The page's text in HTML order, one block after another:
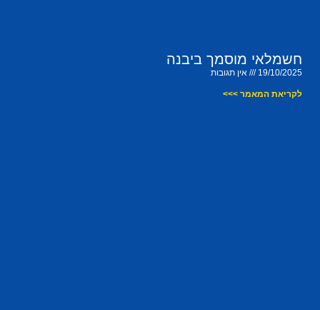
חשמלאי מוסמך ביבנה
19/10/2025 אין תגובות
לקריאת המאמר >>>